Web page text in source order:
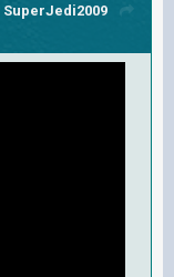
SuperJedi2009